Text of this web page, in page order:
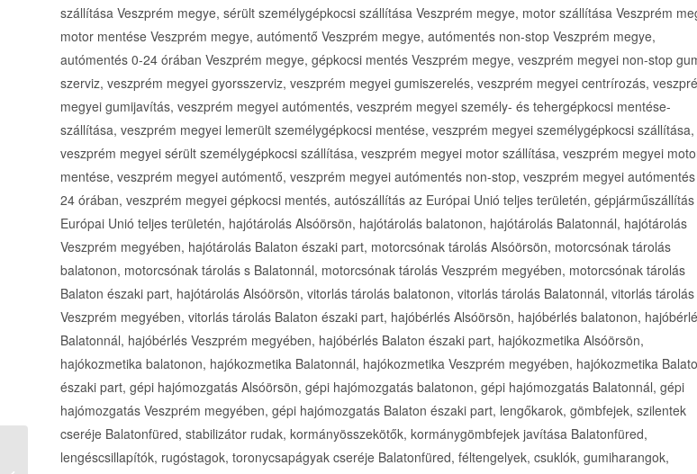
szállítása Veszprém megye, sérült személygépkocsi szállítása Veszprém megye, motor szállítása Veszprém
motor mentése Veszprém megye, autómentő Veszprém megye, autómentés non-stop Veszprém megye,
autómentés 0-24 órában Veszprém megye, gépkocsi mentés Veszprém megye, veszprém megyei non-stop
szerviz, veszprém megyei gyorsszerviz, veszprém megyei gumiszerelés, veszprém megyei centrírozás,
megyei gumijavítás, veszprém megyei autómentés, veszprém megyei személy- és tehergépkocsi mentése-
szállítása, veszprém megyei lemerült személygépkocsi mentése, veszprém megyei személygépkocsi szállítása,
veszprém megyei sérült személygépkocsi szállítása, veszprém megyei motor szállítása, veszprém megyei
mentése, veszprém megyei autómentő, veszprém megyei autómentés non-stop, veszprém megyei
24 órában, veszprém megyei gépkocsi mentés, autószállítás az Európai Unió teljes területén,
Európai Unió teljes területén, hajótárolás Alsóörsön, hajótárolás balatonon, hajótárolás Balatonnál, hajótárolás
Veszprém megyében, hajótárolás Balaton északi part, motorcsónak tárolás Alsóörsön, motorcsónak tárolás
balatonon, motorcsónak tárolás s Balatonnál, motorcsónak tárolás Veszprém megyében, motorcsónak tárolás
Balaton északi part, hajótárolás Alsóörsön, vitorlás tárolás balatonon, vitorlás tárolás Balatonnál, vitorlás tárolás
Veszprém megyében, vitorlás tárolás Balaton északi part, hajóbérlés Alsóörsön, hajóbérlés balatonon,
Balatonnál, hajóbérlés Veszprém megyében, hajóbérlés Balaton északi part, hajókozmetika Alsóörsön,
hajókozmetika balatonon, hajókozmetika Balatonnál, hajókozmetika Veszprém megyében, hajókozmetika
északi part, gépi hajómozgatás Alsóörsön, gépi hajómozgatás balatonon, gépi hajómozgatás Balatonnál, gépi
hajómozgatás Veszprém megyében, gépi hajómozgatás Balaton északi part, lengőkarok, gömbfejek, szilentek
cseréje Balatonfüred, stabilizátor rudak, kormányösszekötők, kormánygömbfejek javítása Balatonfüred,
lengéscsillapítók, rugóstagok, toronycsapágyak cseréje Balatonfüred, féltengelyek, csuklók, gumiharangok,
Schimmer Lajos
Üveges, konyhafal